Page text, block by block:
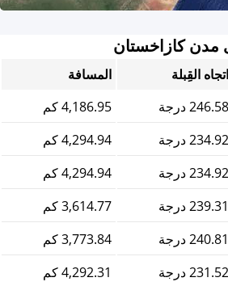
مدن كازاخستان
اتجاه القِبلة
المسافة
246.58 درجة
4,186.95 كم
234.92 درجة
4,294.94 كم
234.92 درجة
4,294.94 كم
239.31 درجة
3,614.77 كم
240.81 درجة
3,773.84 كم
231.52 درجة
4,292.31 كم